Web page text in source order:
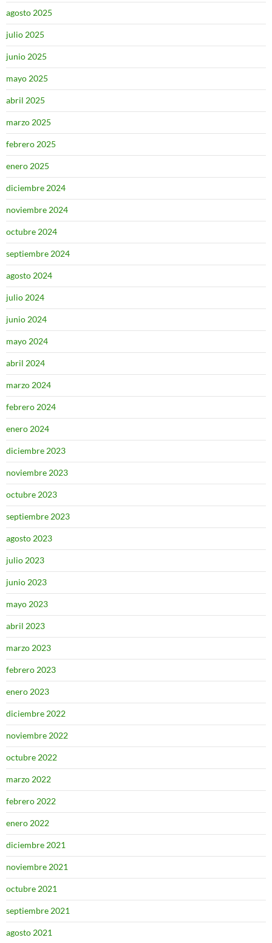
agosto 2025
julio 2025
junio 2025
mayo 2025
abril 2025
marzo 2025
febrero 2025
enero 2025
diciembre 2024
noviembre 2024
octubre 2024
septiembre 2024
agosto 2024
julio 2024
junio 2024
mayo 2024
abril 2024
marzo 2024
febrero 2024
enero 2024
diciembre 2023
noviembre 2023
octubre 2023
septiembre 2023
agosto 2023
julio 2023
junio 2023
mayo 2023
abril 2023
marzo 2023
febrero 2023
enero 2023
diciembre 2022
noviembre 2022
octubre 2022
marzo 2022
febrero 2022
enero 2022
diciembre 2021
noviembre 2021
octubre 2021
septiembre 2021
agosto 2021